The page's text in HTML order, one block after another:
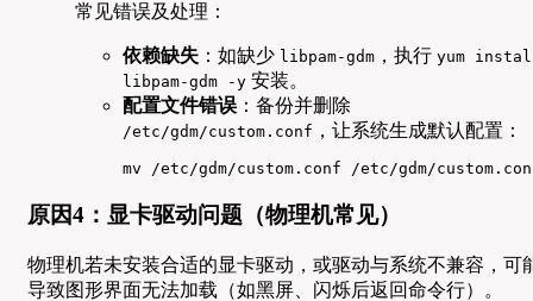
常见错误及处理：
依赖缺失 ：如缺少 libpam-gdm ，执行 yum
libpam-gdm -y 安装。
配置文件错误 ：备份并删除
/etc/gdm/custom.conf ，让系统生成默认配置：
mv /etc/gdm/custom.conf /etc/gdm/
原因4：显卡驱动问题（物理机常见）
物理机若未安装合适的显卡驱动，或驱动与系统不兼容，可
导致图形界面无法加载（如黑屏、闪烁后返回命令行）。